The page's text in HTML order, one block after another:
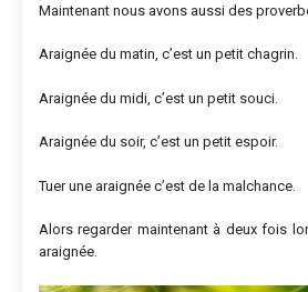
Maintenant nous avons aussi des
Araignée du matin, c’est un petit chagrin.
Araignée du midi, c’est un petit souci.
Araignée du soir, c’est un petit espoir.
Tuer une araignée c’est de la malchance.
Alors regarder maintenant à deux fois
araignée.